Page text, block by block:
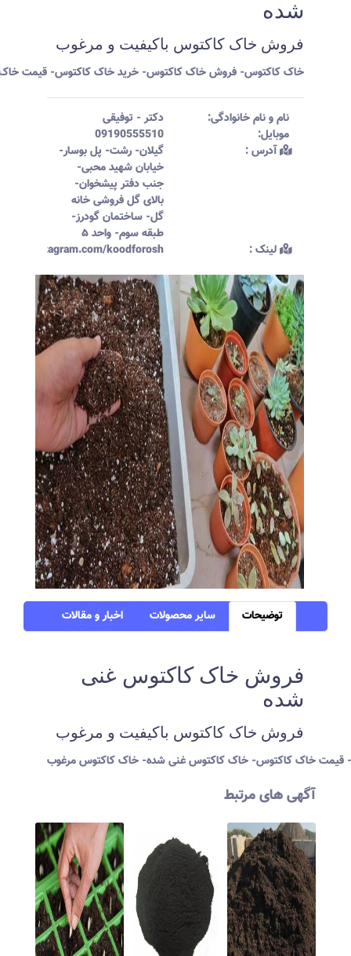
شده
فروش خاک کاکتوس باکیفیت و مرغوب
خاک کاکتوس- فروش خاک کاکتوس- خرید خاک کاکتوس- قیمت
نام و نام خانوادگی:‌ دکتر - توفیقی
موبایل:‌
09190555510
آدرس :‌
گیلان- رشت- پل بوسار-
خیابان شهید محبی-
جنب دفتر پیشخوان-
بالای گل فروشی خانه
گل- ساختمان گودرز-
طبقه سوم- واحد ۵
لینک :‌
instagram.com/koodforosh
توضیحات سایر محصولات اخبار و مقالات
فروش خاک کاکتوس غنی
شده
فروش خاک کاکتوس باکیفیت و مرغوب
خاک کاکتوس- خاک کاکتوس غنی شده- خاک کاکتوس مرغوب
آگهی های مرتبط